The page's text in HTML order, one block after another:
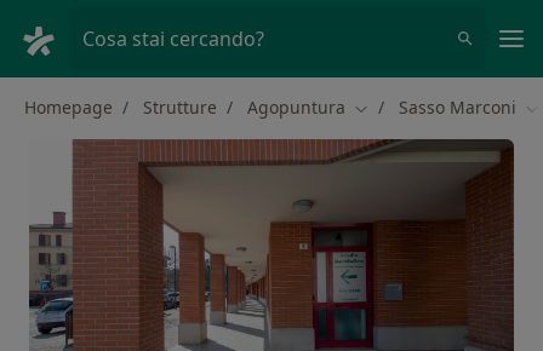
Cosa stai cercando?
Homepage Strutture Agopuntura Cambia città
Sasso Marconi